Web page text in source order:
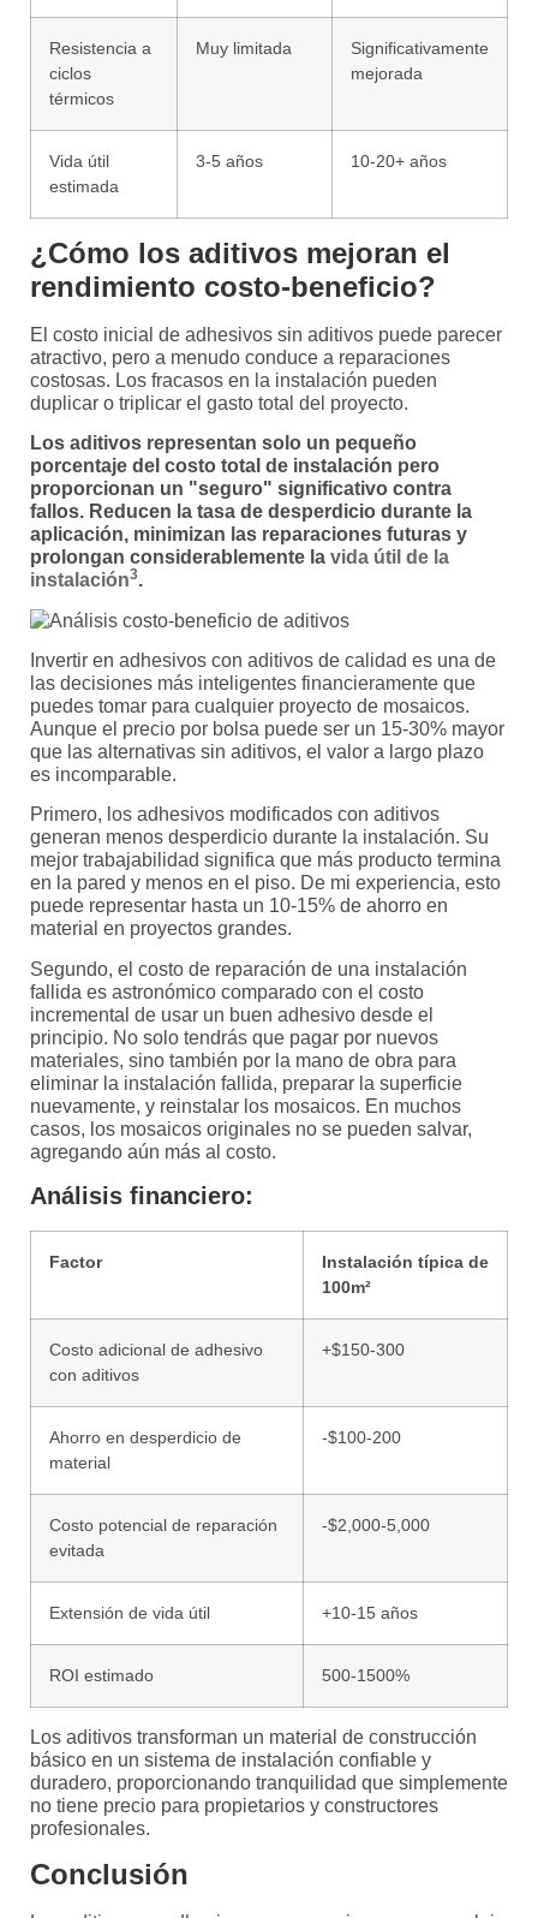
Resistencia a
ciclos
térmicos
Muy limitada
Significativamente
mejorada
Vida útil
estimada
3-5 años 10-20+ años
¿Cómo los aditivos mejoran el
rendimiento costo-beneficio?
El costo inicial de adhesivos sin aditivos puede parecer
atractivo, pero a menudo conduce a reparaciones
costosas. Los fracasos en la instalación pueden
duplicar o triplicar el gasto total del proyecto.
Los aditivos representan solo un pequeño
porcentaje del costo total de instalación pero
proporcionan un "seguro" significativo contra
fallos. Reducen la tasa de desperdicio durante la
aplicación, minimizan las reparaciones futuras y
prolongan considerablemente la vida útil de la
instalación3.
Invertir en adhesivos con aditivos de calidad es una de
las decisiones más inteligentes financieramente que
puedes tomar para cualquier proyecto de mosaicos.
Aunque el precio por bolsa puede ser un 15-30% mayor
que las alternativas sin aditivos, el valor a largo plazo
es incomparable.
Primero, los adhesivos modificados con aditivos
generan menos desperdicio durante la instalación. Su
mejor trabajabilidad significa que más producto termina
en la pared y menos en el piso. De mi experiencia, esto
puede representar hasta un 10-15% de ahorro en
material en proyectos grandes.
Segundo, el costo de reparación de una instalación
fallida es astronómico comparado con el costo
incremental de usar un buen adhesivo desde el
principio. No solo tendrás que pagar por nuevos
materiales, sino también por la mano de obra para
eliminar la instalación fallida, preparar la superficie
nuevamente, y reinstalar los mosaicos. En muchos
casos, los mosaicos originales no se pueden salvar,
agregando aún más al costo.
Análisis financiero:
Factor
Instalación típica de
100m²
Costo adicional de adhesivo
con aditivos
+$150-300
Ahorro en desperdicio de
material
-$100-200
Costo potencial de reparación
evitada
-$2,000-5,000
Extensión de vida útil +10-15 años
ROI estimado 500-1500%
Los aditivos transforman un material de construcción
básico en un sistema de instalación confiable y
duradero, proporcionando tranquilidad que simplemente
no tiene precio para propietarios y constructores
profesionales.
Conclusión